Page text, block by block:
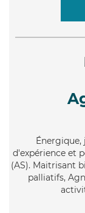
Énergique,
d'expérience et
(AS). Maitrisant
palliatifs,